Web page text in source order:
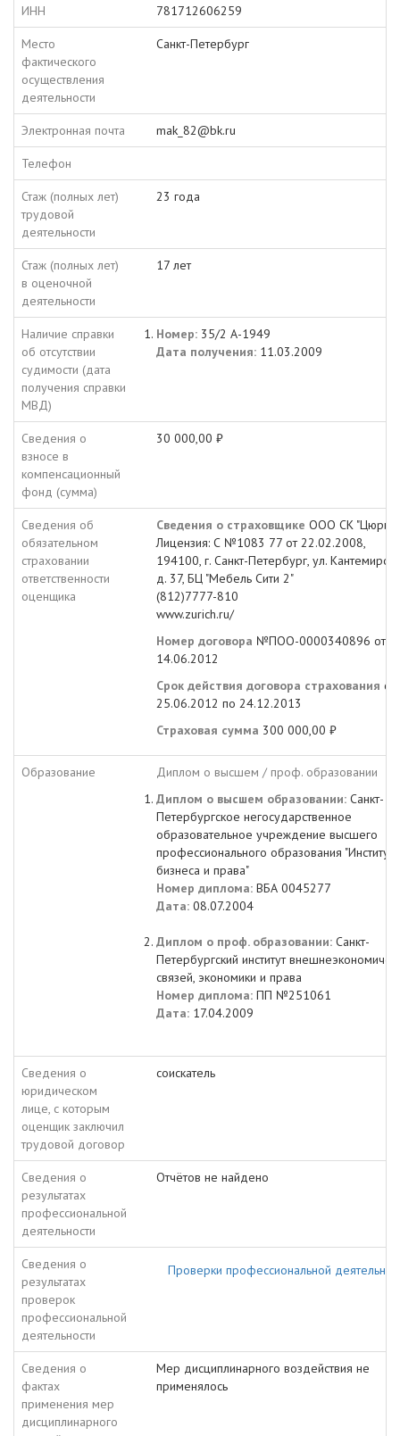
ИНН 781712606259
Место
фактического
осуществления
деятельности
Санкт-Петербург
Электронная почта mak_82@bk.ru
Телефон
Стаж (полных лет)
трудовой
деятельности
23 года
Стаж (полных лет)
в оценочной
деятельности
17 лет
Наличие справки
об отсутствии
судимости (дата
получения справки
МВД)
Номер: 35/2 А-1949
Дата получения: 11.03.2009
Сведения о
взносе в
компенсационный
фонд (сумма)
30 000,00 ₽
Сведения об
обязательном
страховании
ответственности
оценщика
Сведения о страховщике ООО СК "Цюрих"
Лицензия: С №1083 77 от 22.02.2008,
194100, г. Санкт-Петербург, ул.
д. 37, БЦ "Мебель Сити 2"
(812)7777-810
www.zurich.ru/
Номер договора №ПОО-0000340896 от
14.06.2012
Срок действия договора страхования с
25.06.2012 по 24.12.2013
Страховая сумма 300 000,00 ₽
Образование
Диплом о высшем / проф. образовании
Диплом о высшем образовании: Санкт-
Петербургское негосударственное
образовательное учреждение высшего
профессионального образования "Институт
бизнеса и права"
Номер диплома: ВБА 0045277
Дата: 08.07.2004
Диплом о проф. образовании: Санкт-
Петербургский институт
связей, экономики и права
Номер диплома: ПП №251061
Дата: 17.04.2009
Сведения о
юридическом
лице, с которым
оценщик заключил
трудовой договор
соискатель
Сведения о
результатах
профессиональной
деятельности
Отчётов не найдено
Сведения о
результатах
проверок
профессиональной
деятельности
Проверки профессиональной
Сведения о
фактах
применения мер
дисциплинарного
Мер дисциплинарного воздействия не
применялось